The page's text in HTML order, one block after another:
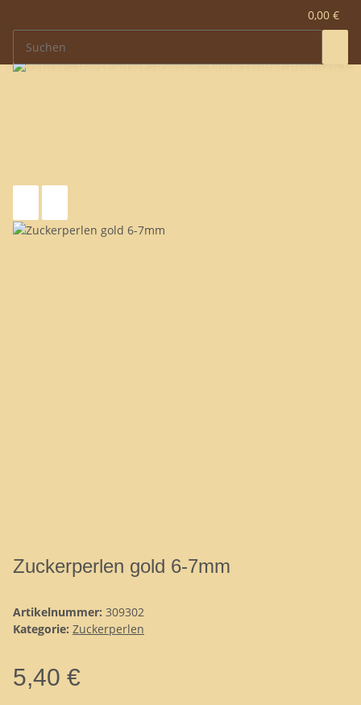
0,00 €
Zuckerperlen gold 6-7mm
Artikelnummer: 309302
Kategorie: Zuckerperlen
5,40 €